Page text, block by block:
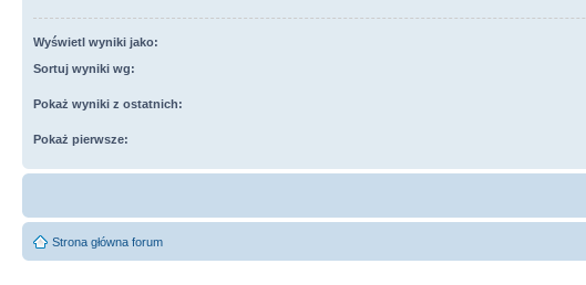
Wyświetl wyniki jako:
Sortuj wyniki wg:
Pokaż wyniki z ostatnich:
Pokaż pierwsze:
Strona główna forum